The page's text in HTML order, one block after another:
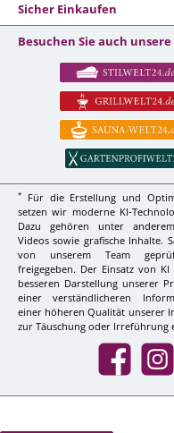
Sicher Einkaufen
Besuchen Sie auch
*
Für die Erstellung und
setzen wir moderne KI-
Dazu gehören unter
Videos sowie grafische Inhalte.
von unserem Team
freigegeben. Der Einsatz von
besseren Darstellung unserer
einer verständlicheren
einer höheren Qualität unserer
zur Täuschung oder Irreführung
Facebook